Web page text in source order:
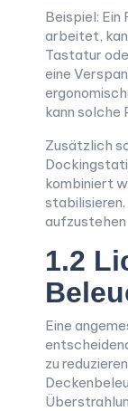
Beispiel: Ein
arbeitet,
Tastatur
eine
kann solche
Zusätzlich
kombiniert
stabilisieren.
aufzustehen
1.2
Eine
zu